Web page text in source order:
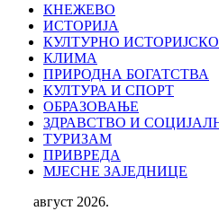
КНЕЖЕВО
ИСТОРИЈА
КУЛТУРНО
КЛИМА
ПРИРОДНА БОГАТСТВА
КУЛТУРА И СПОРТ
ОБРАЗОВАЊЕ
ЗДРАВСТВО И
ТУРИЗАМ
ПРИВРЕДА
МЈЕСНЕ ЗАЈЕДНИЦЕ
август 2026.